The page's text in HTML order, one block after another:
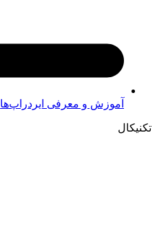
آموزش و معرفی ایردراپ‌ها
تکنیکال